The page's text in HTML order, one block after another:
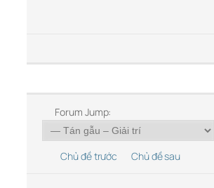
Forum Jump:
Chủ đề trước Chủ đề sau